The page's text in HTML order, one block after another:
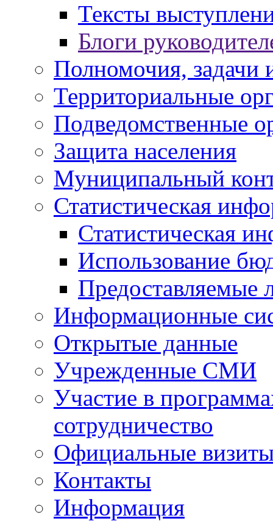
Тексты
Блоги
Полномочия, задачи
Территориальные
Подведомственные
Защита населения
Муниципальный
Статистическая
Статистическая
Использование
Предоставляемые
Информационные
Открытые данные
Учрежденные СМИ
Участие в
сотрудничество
Официальные
Контакты
Информация